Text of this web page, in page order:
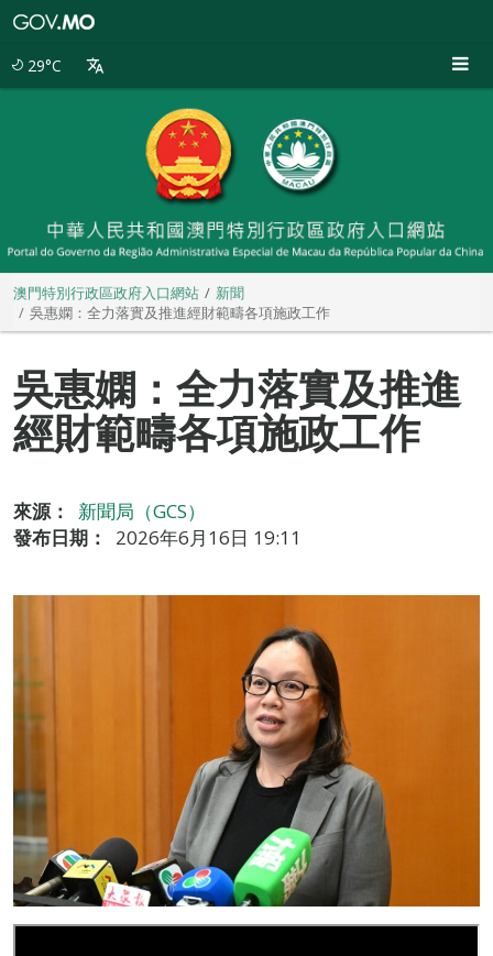
29°C
澳門特別行政區政府入口網站
新聞
吳惠嫻：全力落實及推進經財範疇各項施政工作
吳惠嫻：全力落實及推進
經財範疇各項施政工作
來源：
新聞局（GCS）
發布日期：
2026年6月16日 19:11